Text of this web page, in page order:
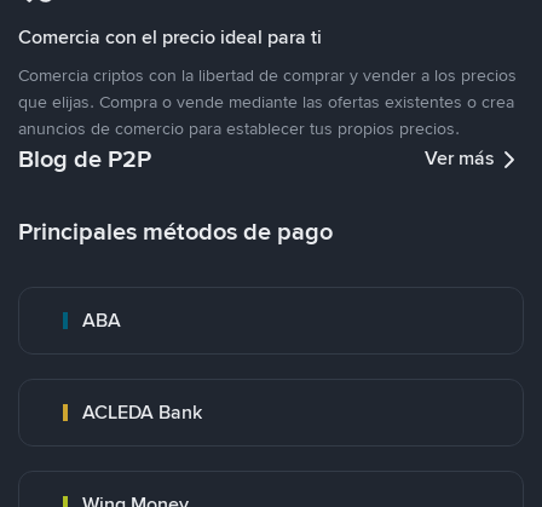
Comercia con el precio ideal para ti
Comercia criptos con la libertad de comprar y vender a los precios
que elijas. Compra o vende mediante las ofertas existentes o crea
anuncios de comercio para establecer tus propios precios.
Blog de P2P Ver más
Principales métodos de pago
ABA
ACLEDA Bank